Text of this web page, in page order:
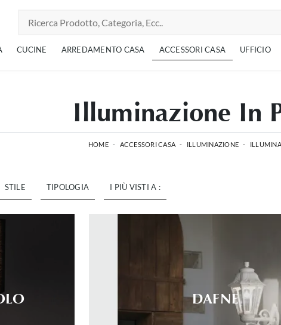
CUCINE ARREDAMENTO CASA ACCESSORI CASA UFFICIO
Illuminazione In
HOME - ACCESSORI CASA - ILLUMINAZIONE -
STILE TIPOLOGIA I PIÙ VISTI A :
DAFNE